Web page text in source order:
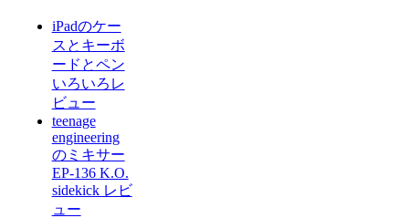
iPadのケー
スとキーボ
ードとペン
いろいろレ
ビュー
teenage
engineering
のミキサー
EP-136 K.O.
sidekick レビ
ュー